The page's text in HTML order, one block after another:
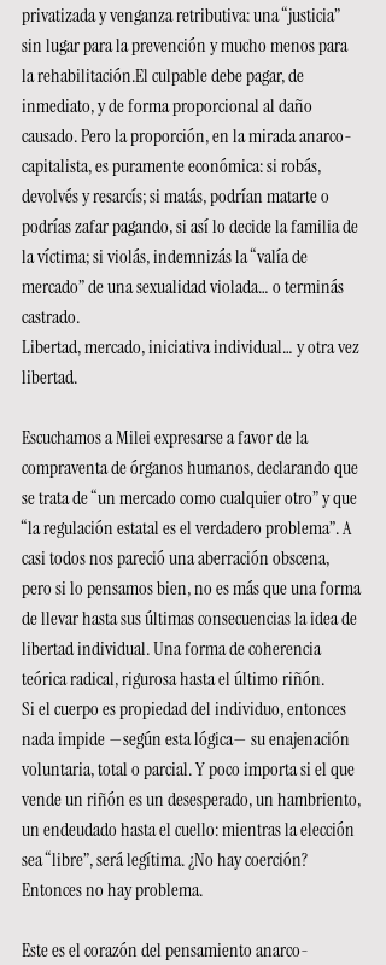
privatizada y venganza retributiva: una “justicia”
sin lugar para la prevención y mucho menos para
la rehabilitación.El culpable debe pagar, de
inmediato, y de forma proporcional al daño
causado. Pero la proporción, en la mirada anarco-
capitalista, es puramente económica: si robás,
devolvés y resarcís; si matás, podrían matarte o
podrías zafar pagando, si así lo decide la familia de
la víctima; si violás, indemnizás la “valía de
mercado” de una sexualidad violada… o terminás
castrado.
Libertad, mercado, iniciativa individual… y otra vez
libertad.
Escuchamos a Milei expresarse a favor de la
compraventa de órganos humanos, declarando que
se trata de “un mercado como cualquier otro” y que
“la regulación estatal es el verdadero problema”. A
casi todos nos pareció una aberración obscena,
pero si lo pensamos bien, no es más que una forma
de llevar hasta sus últimas consecuencias la idea de
libertad individual. Una forma de coherencia
teórica radical, rigurosa hasta el último riñón.
Si el cuerpo es propiedad del individuo, entonces
nada impide —según esta lógica— su enajenación
voluntaria, total o parcial. Y poco importa si el que
vende un riñón es un desesperado, un hambriento,
un endeudado hasta el cuello: mientras la elección
sea “libre”, será legítima. ¿No hay coerción?
Entonces no hay problema.
Este es el corazón del pensamiento anarco-